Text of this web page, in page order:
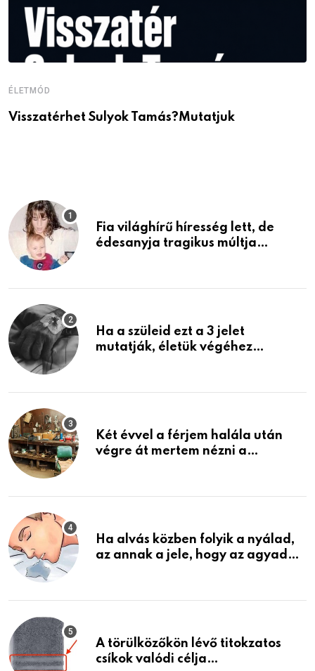
ÉLETMÓD
Visszatérhet Sulyok Tamás?Mutatjuk
Fia világhírű híresség lett, de
édesanyja tragikus múltja
Ha a szüleid ezt a 3 jelet
mutatják, életük végéhez
Két évvel a férjem halála után
végre át mertem nézni a
életemet
Ha alvás közben folyik a nyálad,
az annak a jele, hogy az agyad…
A törülközőkön lévő titokzatos
csíkok valódi célja…